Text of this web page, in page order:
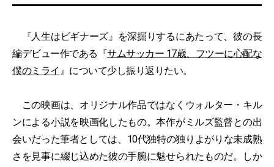
『人生はビギナーズ』を深掘りするにあたって、彼の長
編デビュー作である『サムサッカー 17歳、フツーに心配な
僕のミライ 』について少し振り返りたい。
この映画は、オリジナル作品ではなくウォルター・キル
ンによる小説を映画化したもの。本作がミルズ監督との出
会いだった筆者としては、10代独特の独りよがりな未成熟
さを見事に綴じ込めた彼の手腕に魅せられたものだ。しか